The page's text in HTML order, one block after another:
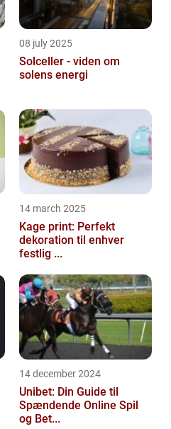
08 july 2025
Solceller - viden om
solens energi
14 march 2025
Kage print: Perfekt
dekoration til enhver
festlig ...
14 december 2024
Unibet: Din Guide til
Spændende Online Spil
og Bet...